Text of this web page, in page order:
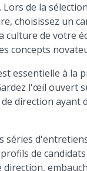
de la
choisissez un
culture de votre
concepts
essentielle à la
l'œil ouvert
direction ayant
séries
de
direction,